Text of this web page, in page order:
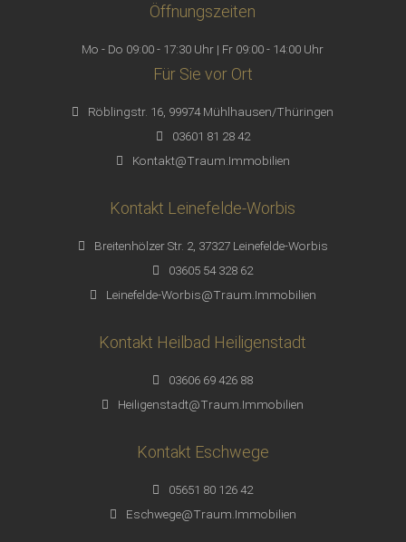
Öffnungszeiten
Mo - Do 09:00 - 17:30 Uhr | Fr 09:00 - 14:00 Uhr
Für Sie vor Ort
Röblingstr. 16, 99974 Mühlhausen/Thüringen
03601 81 28 42
Kontakt@Traum.Immobilien
Kontakt Leinefelde-Worbis
Breitenhölzer Str. 2, 37327 Leinefelde-Worbis
03605 54 328 62
Leinefelde-Worbis@Traum.Immobilien
Kontakt Heilbad Heiligenstadt
03606 69 426 88
Heiligenstadt@Traum.Immobilien
Kontakt Eschwege
05651 80 126 42
Eschwege@Traum.Immobilien